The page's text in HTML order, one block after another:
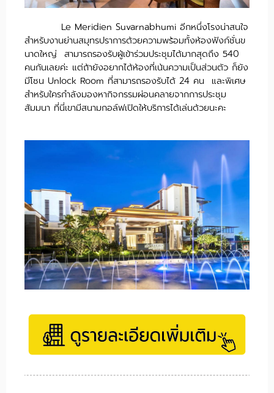
Le Meridien Suvarnabhumi อีกหนึ่งโรงน่าสนใจ
สำหรับงานย่านสมุทรปราการด้วยความพร้อมทั้งห้องฟังก์ชั่นข
นาดใหญ่ สามารถรองรับผู้เข้าร่วมประชุมได้มากสุดถึง 540
คนกันเลยค่ะ แต่ถ้ายังอยากได้ห้องที่เน้นความเป็นส่วนตัว ก็ยัง
มีโซน Unlock Room ที่สามารถรองรับได้ 24 คน และพิเศษ
สำหรับใครกำลังมองหากิจกรรมผ่อนคลายจากการประชุม
สัมมนา ที่นี่เขามีสนามกอล์ฟเปิดให้บริการได้เล่นด้วยนะคะ